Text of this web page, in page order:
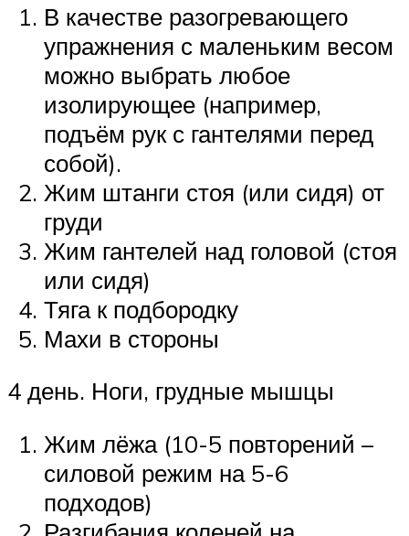
В качестве разогревающего
упражнения с маленьким весом
можно выбрать любое
изолирующее (например,
подъём рук с гантелями перед
собой).
Жим штанги стоя (или сидя) от
груди
Жим гантелей над головой (стоя
или сидя)
Тяга к подбородку
Махи в стороны
4 день. Ноги, грудные мышцы
Жим лёжа (10-5 повторений –
силовой режим на 5-6
подходов)